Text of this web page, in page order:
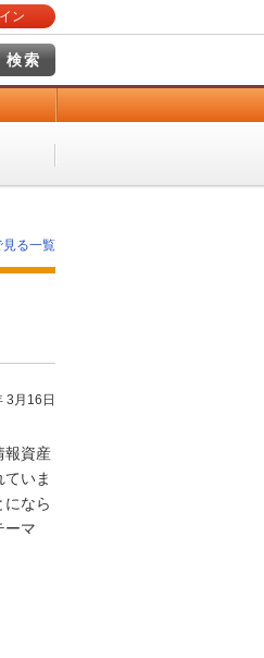
ン
見る一覧
3月16日
報資産
いま
なら
ーマ